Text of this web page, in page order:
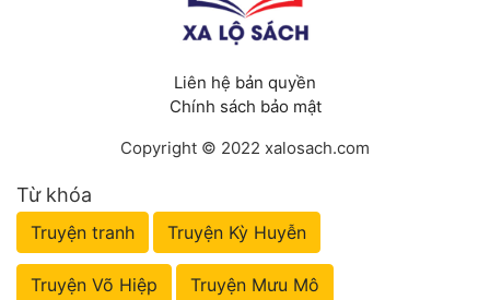
Liên hệ bản quyền
Chính sách bảo mật
Copyright © 2022 xalosach.com
Từ khóa
Truyện tranh Truyện Kỳ Huyễn
Truyện Võ Hiệp Truyện Mưu Mô